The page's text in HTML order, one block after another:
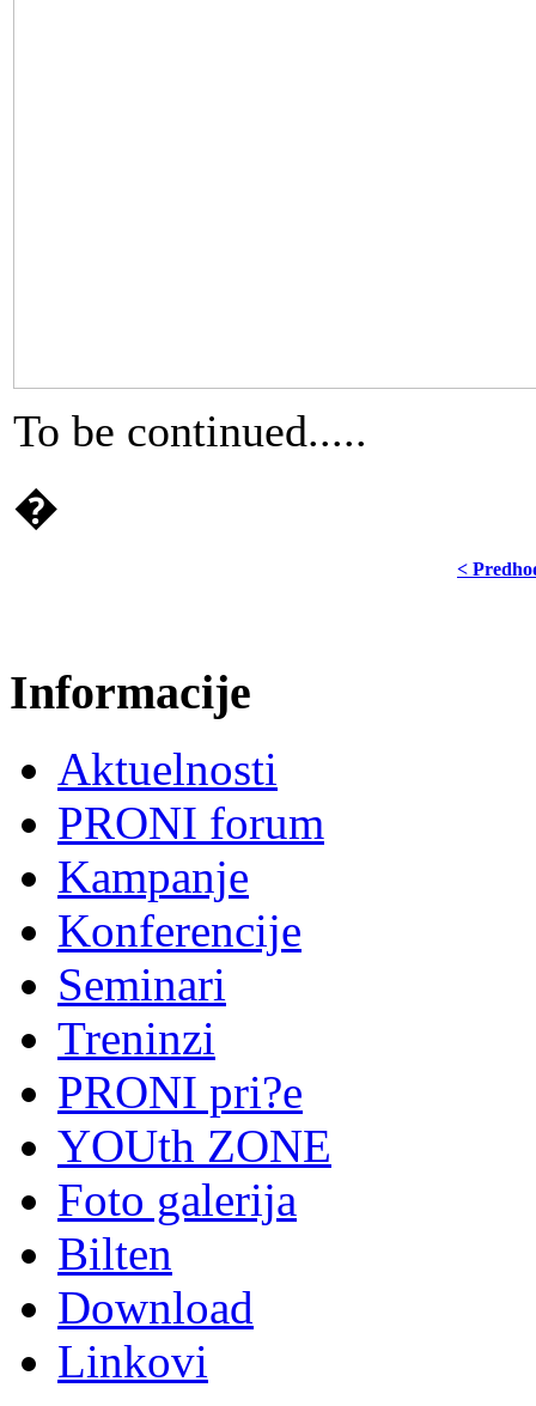
To be continued.....
�
<
Informacije
Aktuelnosti
PRONI forum
Kampanje
Konferencije
Seminari
Treninzi
PRONI pri?e
YOUth ZONE
Foto galerija
Bilten
Download
Linkovi